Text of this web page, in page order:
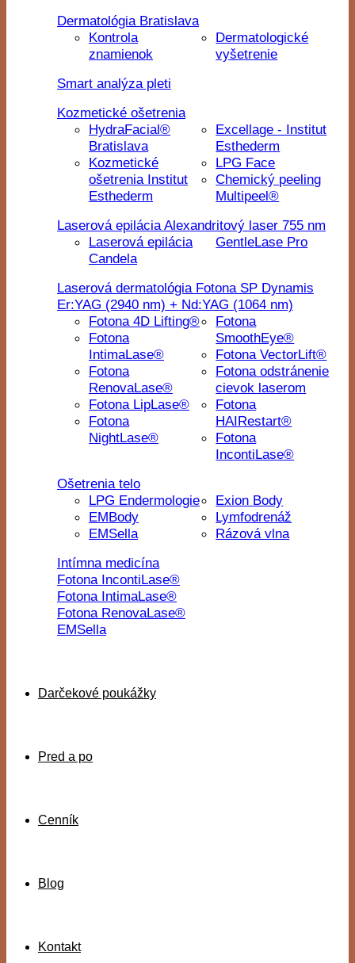
Dermatológia Bratislava
Kontrola
znamienok
Dermatologické
vyšetrenie
Smart analýza pleti
Kozmetické ošetrenia
HydraFacial®
Bratislava
Kozmetické
ošetrenia Institut
Esthederm
Excellage - Institut
Esthederm
LPG Face
Chemický peeling
Multipeel®
Laserová epilácia Alexandritový laser 755 nm
Laserová epilácia
Candela
GentleLase Pro
Laserová dermatológia Fotona SP Dynamis
Er:YAG (2940 nm) + Nd:YAG (1064 nm)
Fotona 4D Lifting®
Fotona
IntimaLase®
Fotona
RenovaLase®
Fotona LipLase®
Fotona
NightLase®
Fotona
SmoothEye®
Fotona VectorLift®
Fotona odstránenie
cievok laserom
Fotona
HAIRestart®
Fotona
IncontiLase®
Ošetrenia telo
LPG Endermologie
EMBody
EMSella
Exion Body
Lymfodrenáž
Rázová vlna
Intímna medicína
Fotona IncontiLase®
Fotona IntimaLase®
Fotona RenovaLase®
EMSella
Darčekové poukážky
Pred a po
Cenník
Blog
Kontakt